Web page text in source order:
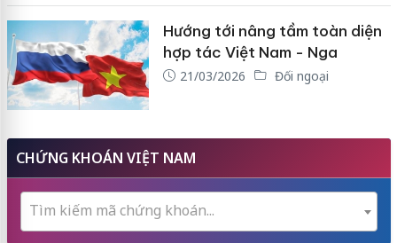
Hướng tới nâng tầm toàn diện
hợp tác Việt Nam - Nga
21/03/2026 Đối ngoại
CHỨNG KHOÁN VIỆT NAM
Tìm kiếm mã chứng khoán...